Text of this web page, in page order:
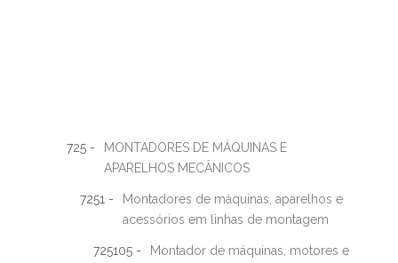
725 -
MONTADORES DE MÁQUINAS E
APARELHOS MECÂNICOS
7251 -
Montadores de máquinas, aparelhos e
acessórios em linhas de montagem
725105 -
Montador de máquinas, motores e